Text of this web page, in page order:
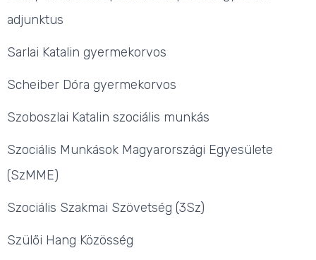
adjunktus
Sarlai Katalin gyermekorvos
Scheiber Dóra gyermekorvos
Szoboszlai Katalin szociális munkás
Szociális Munkások Magyarországi Egyesülete
(SzMME)
Szociális Szakmai Szövetség (3Sz)
Szülői Hang Közösség